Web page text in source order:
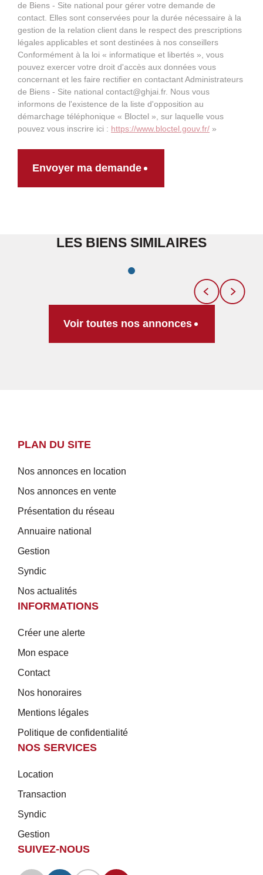
de Biens - Site national pour gérer votre demande de
contact. Elles sont conservées pour la durée nécessaire à la
gestion de la relation client dans le respect des prescriptions
légales applicables et sont destinées à nos conseillers
Conformément à la loi « informatique et libertés », vous
pouvez exercer votre droit d'accès aux données vous
concernant et les faire rectifier en contactant Administrateurs
de Biens - Site national contact@ghjai.fr. Nous vous
informons de l'existence de la liste d'opposition au
démarchage téléphonique « Bloctel », sur laquelle vous
pouvez vous inscrire ici : https://www.bloctel.gouv.fr/ »
Envoyer ma demande
LES BIENS SIMILAIRES
Voir toutes nos annonces
PLAN DU SITE
Nos annonces en location
Nos annonces en vente
Présentation du réseau
Annuaire national
Gestion
Syndic
Nos actualités
INFORMATIONS
Créer une alerte
Mon espace
Contact
Nos honoraires
Mentions légales
Politique de confidentialité
NOS SERVICES
Location
Transaction
Syndic
Gestion
SUIVEZ-NOUS